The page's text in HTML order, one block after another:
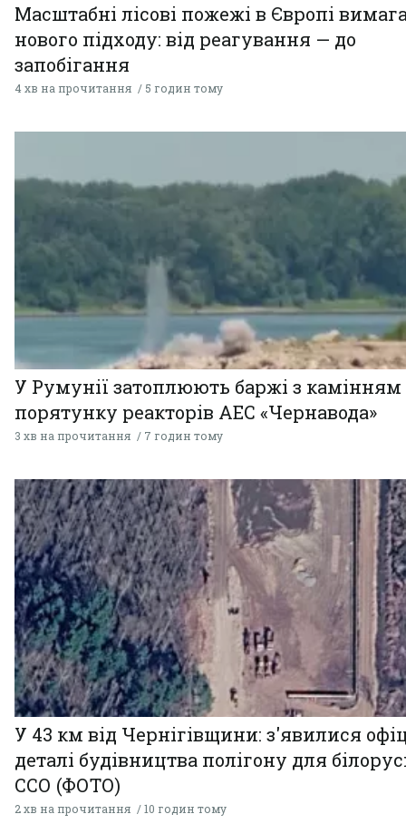
Масштабні лісові пожежі в Європі
нового підходу: від реагування — до
запобігання
4 хв на прочитання 5 годин тому
У Румунії затоплюють баржі з
порятунку реакторів АЕС «Чернавода»
3 хв на прочитання 7 годин тому
У 43 км від Чернігівщини: з'явилися
деталі будівництва полігону для
ССО (ФОТО)
2 хв на прочитання 10 годин тому